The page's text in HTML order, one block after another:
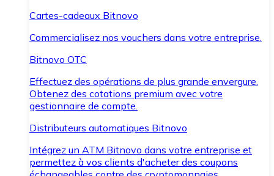
Cartes-cadeaux Bitnovo
Commercialisez nos vouchers dans votre entreprise.
Bitnovo OTC
Effectuez des opérations de plus grande envergure.
Obtenez des cotations premium avec votre
gestionnaire de compte.
Distributeurs automatiques Bitnovo
Intégrez un ATM Bitnovo dans votre entreprise et
permettez à vos clients d'acheter des coupons